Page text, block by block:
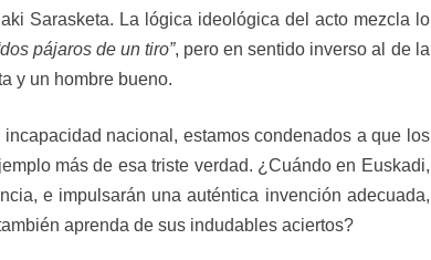
Sarasketa. La lógica ideológica del acto mezcla lo
pájaros de un tiro”, pero en sentido inverso al de la
y un hombre bueno.
nacional, estamos condenados a que los
más de esa triste verdad. ¿Cuándo en Euskadi,
e impulsarán una auténtica invención adecuada,
aprenda de sus indudables aciertos?